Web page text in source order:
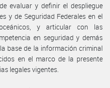
evaluar y definir el despliegue
y de Seguridad Federales en el
y articular con las
en seguridad y demás
base de la información criminal
en el marco de la presente
legales vigentes.